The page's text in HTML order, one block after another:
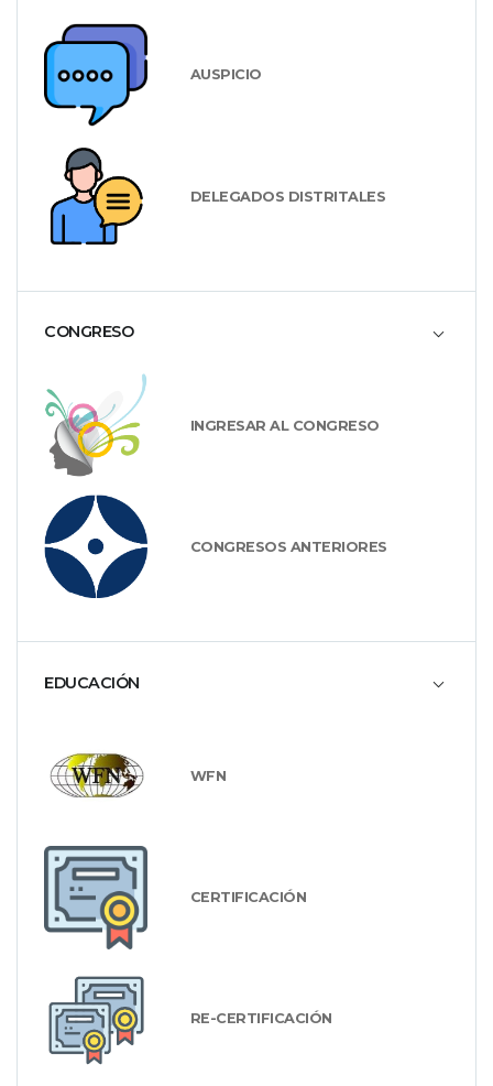
AUSPICIO
DELEGADOS DISTRITALES
CONGRESO
INGRESAR AL CONGRESO
CONGRESOS ANTERIORES
EDUCACIÓN
WFN
CERTIFICACIÓN
RE-CERTIFICACIÓN